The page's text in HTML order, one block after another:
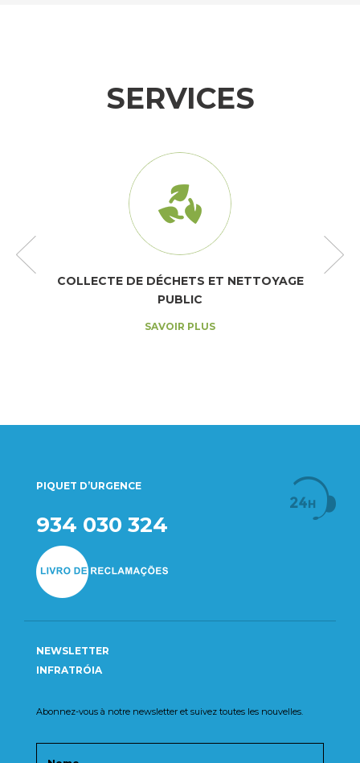
SERVICES
COLLECTE DE DÉCHETS ET NETTOYAGE
PUBLIC
SAVOIR PLUS
PIQUET D’URGENCE
934 030 324
NEWSLETTER
INFRATRÓIA
Abonnez-vous à notre newsletter et suivez toutes les nouvelles.